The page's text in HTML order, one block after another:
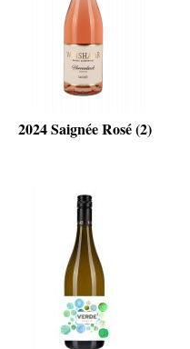
2024 Saignée Rosé (2)